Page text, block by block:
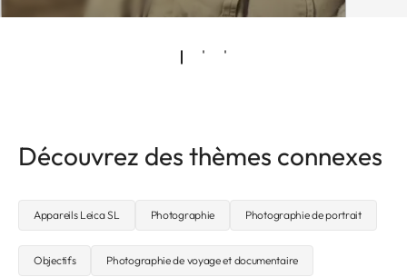
Découvrez des thèmes connexes
Appareils Leica SL Photographie Photographie de portrait
Objectifs Photographie de voyage et documentaire